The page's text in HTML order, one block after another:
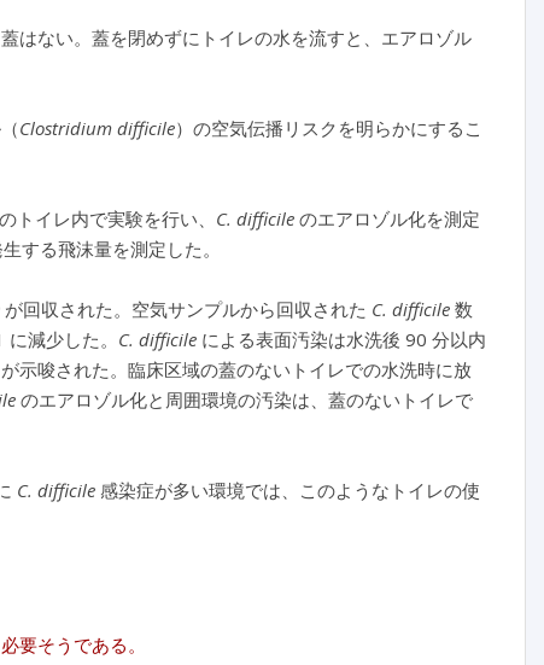
はない。蓋を閉めずにトイレの水を流すと、エアロゾル
Clostridium difficile）の空気伝播リスクを明らかにするこ
トイレ内で実験を行い、 C. difficile のエアロゾル化を測定
する飛沫量を測定した。
が回収された。空気サンプルから回収された C. difficile 数
減少した。 C. difficile による表面汚染は水洗後 90 分以内
示唆された。臨床区域の蓋のないトイレでの水洗時に放
のエアロゾル化と周囲環境の汚染は、蓋のないトイレで
C. difficile 感染症が多い環境では、このようなトイレの使
要そうである。